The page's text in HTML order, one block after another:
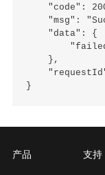
"code":
"msg":
    "data": {
    },
产品 支持